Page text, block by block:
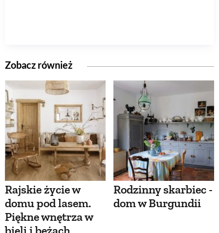
Zobacz również
Rajskie życie w
domu pod lasem.
Piękne wnętrza w
Rodzinny skarbiec -
dom w Burgundii